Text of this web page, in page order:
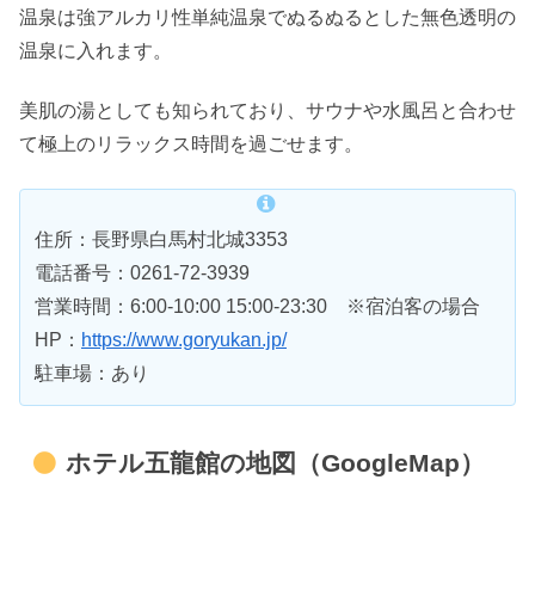
温泉は強アルカリ性単純温泉でぬるぬるとした無色透明の
温泉に入れます。
美肌の湯としても知られており、サウナや水風呂と合わせ
て極上のリラックス時間を過ごせます。
住所：長野県白馬村北城3353
電話番号：0261-72-3939
営業時間：6:00-10:00 15:00-23:30 ※宿泊客の場合
HP： https://www.goryukan.jp/
駐車場：あり
ホテル五龍館の地図（GoogleMap）